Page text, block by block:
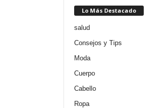
Lo Más Destacado
salud
Consejos y Tips
Moda
Cuerpo
Cabello
Ropa